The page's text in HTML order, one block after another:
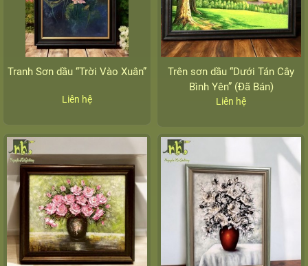
Tranh Sơn dầu “Trời Vào Xuân”
Liên hệ
Trên sơn dầu “Dưới Tán Cây
Bình Yên” (Đã Bán)
Liên hệ